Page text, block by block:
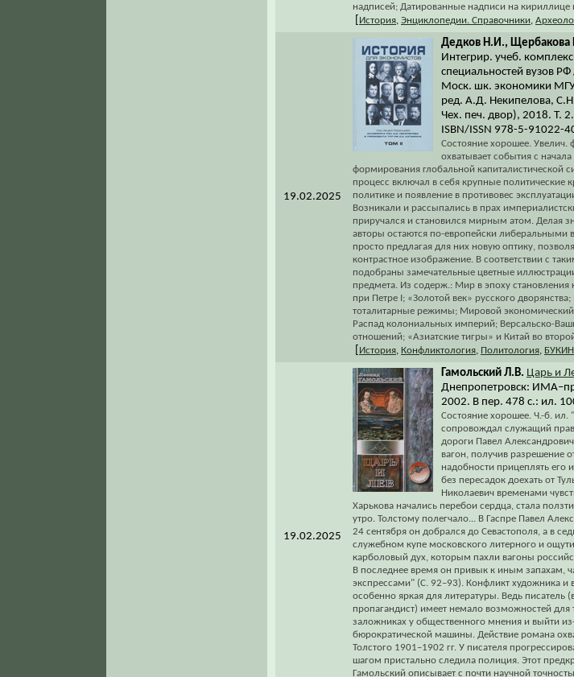
надписей; Датированные надписи на кириллице
История Энциклопедии. Справочники
19.02.2025
Дедков Н.И., Щербакова
Интегрир. учеб.
специальностей вузов
Моск. шк. экономики
ред. А.Д. Некипелова,
Чех. печ. двор), 2018. Т.
ISBN/ISSN 978-5-91022-
Состояние хорошее. Увелич.
охватывает события с
формирования глобальной капиталистической
процесс включал в себя крупные политические
политике и появление в противовес
Возникали и рассыпались в прах
приручался и становился мирным атом. Делая
авторы остаются по-европейски либеральными
просто предлагая для них новую оптику,
контрастное изображение. В соответствии с
подобраны замечательные цветные
предмета. Из содерж.: Мир в эпоху становления
при Петре I; «Золотой век» русского
тоталитарные режимы; Мировой
Распад колониальных империй; Версальско-
отношений; «Азиатские тигры» и Китай во
История Конфликтология Политология
19.02.2025
Гамольский Л.В. Царь и
Днепропетровск:
2002. В пер. 478 с.: ил.
Состояние хорошее. Ч.-б.
сопровождал служащий
дороги Павел
вагон, получив разрешение
надобности прицеплять его
без пересадок доехать от
Николаевич временами
Харькова начались перебои сердца, стала
утро. Толстому полегчало... В Гаспре Павел
24 сентября он добрался до Севастополя, а в
служебном купе московского литерного и
карболовый дух, которым пахли вагоны
В последнее время он привык к иным запахам,
экспрессами" (С. 92–93). Конфликт художника и
особенно яркая для литературы. Ведь писатель
пропагандист) имеет немало возможностей для
заложниках у общественного мнения и выйти
бюрократической машины. Действие романа
Толстого 1901–1902 гг. У писателя
шагом пристально следила полиция. Этот
Гамольский описывает с почти научной